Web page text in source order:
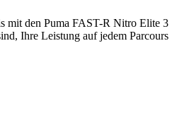
mit den Puma FAST-R Nitro Elite 3
Ihre Leistung auf jedem Parcours